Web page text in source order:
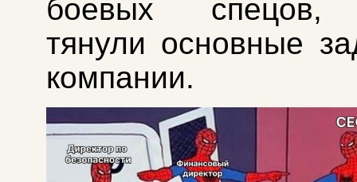
боевых спецов,
тянули основные
компании.